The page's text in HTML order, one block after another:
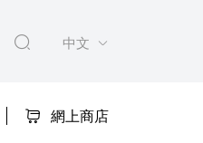
中文
網上商店